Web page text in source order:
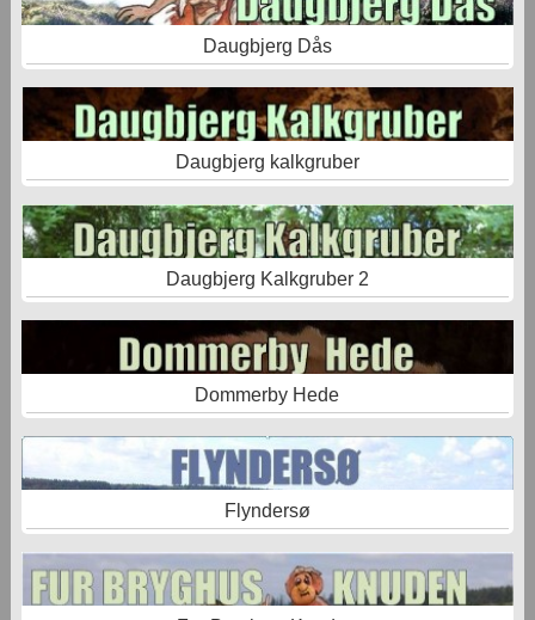
Daugbjerg Dås
Daugbjerg kalkgruber
Daugbjerg Kalkgruber 2
Dommerby Hede
Flyndersø